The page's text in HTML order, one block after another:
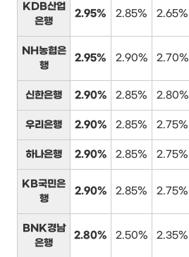
KDB산업
은행
2.95% 2.85% 2.65%
NH농협은
행
2.95% 2.90% 2.70%
신한은행 2.90% 2.85% 2.80%
우리은행 2.90% 2.85% 2.75%
하나은행 2.90% 2.85% 2.75%
KB국민은
행
2.90% 2.85% 2.75%
BNK경남
은행
2.80% 2.50% 2.35%